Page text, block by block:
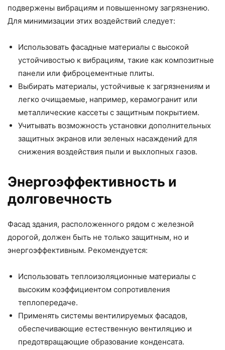
подвержены вибрациям и повышенному загрязнению.
Для минимизации этих воздействий следует:
Использовать фасадные материалы с высокой
устойчивостью к вибрациям, такие как композитные
панели или фиброцементные плиты.
Выбирать материалы, устойчивые к загрязнениям и
легко очищаемые, например, керамогранит или
металлические кассеты с защитным покрытием.
Учитывать возможность установки дополнительных
защитных экранов или зеленых насаждений для
снижения воздействия пыли и выхлопных газов.
Энергоэффективность и
долговечность
Фасад здания, расположенного рядом с железной
дорогой, должен быть не только защитным, но и
энергоэффективным. Рекомендуется:
Использовать теплоизоляционные материалы с
высоким коэффициентом сопротивления
теплопередаче.
Применять системы вентилируемых фасадов,
обеспечивающие естественную вентиляцию и
предотвращающие образование конденсата.